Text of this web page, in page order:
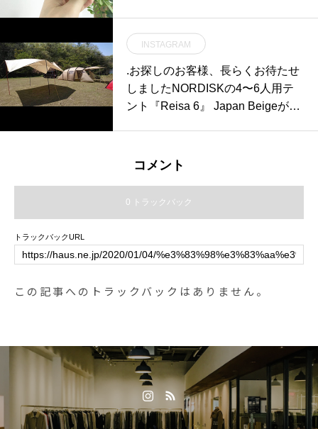
江
陰。涼しい店内にて新作もりだく
さんでお待ちしております︎．#hau
smatsue #島根 #松江 #silkjasmine
#jasmine#シルクジャスミン#シル
#green #1日のはじまり
INSTAGRAM
.お探しのお客様、長らくお待たせ
しました︎NORDISKの4〜6人用テ
ント︎『Reisa 6』 Japan Beigeが再
で居住性は抜群です︎.同色・同素材
間》＊ショップ 11:00-20:00.＊ビ
ストロカフェモーニング 9:00-11:0
ウス#nordisk#ノルディスク#reisa
6#レイサ6#outdoor#アウトドア#
松江#島根
コメント
0 トラックバック
トラックバックURL
この記事へのトラックバックはありません。